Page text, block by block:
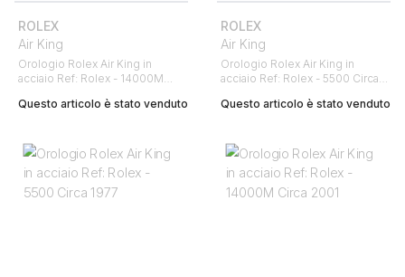
ROLEX
Air King
Orologio Rolex Air King in
acciaio Ref: Rolex - 14000M
Questo articolo è stato venduto
ROLEX
Air King
Orologio Rolex Air King in
acciaio Ref: Rolex - 5500 Circa
Questo articolo è stato venduto